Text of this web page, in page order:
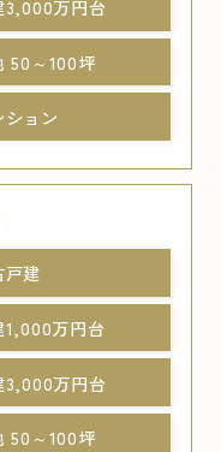
3,000万円台
50～100坪
ション
戸建
1,000万円台
3,000万円台
50～100坪